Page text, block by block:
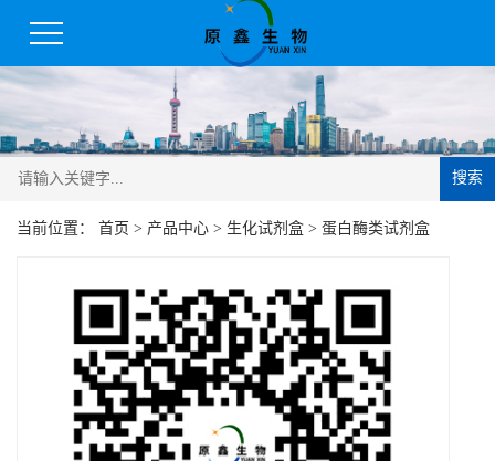
搜索
当前位置： 首页 > 产品中心 > 生化试剂盒 > 蛋白酶类试剂盒